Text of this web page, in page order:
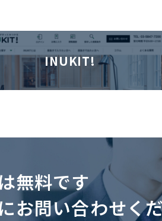
INUKIT!
無料です
お問い合わせく